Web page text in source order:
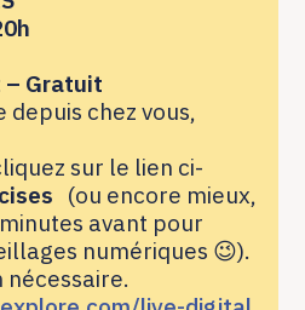
– Gratuit
depuis chez vous,
sur le lien ci-
(ou encore mieux,
avant pour
numériques 😉).